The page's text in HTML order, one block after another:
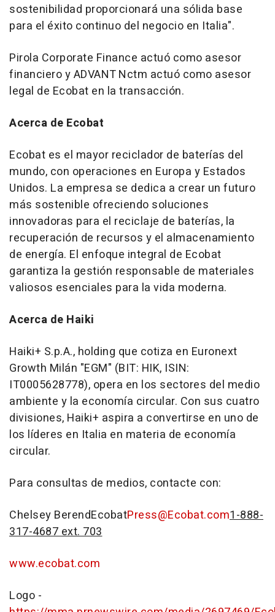
sostenibilidad proporcionará una sólida base
para el éxito continuo del negocio en Italia".
Pirola Corporate Finance actuó como asesor
financiero y ADVANT Nctm actuó como asesor
legal de Ecobat en la transacción.
Acerca de Ecobat
Ecobat es el mayor reciclador de baterías del
mundo, con operaciones en Europa y Estados
Unidos. La empresa se dedica a crear un futuro
más sostenible ofreciendo soluciones
innovadoras para el reciclaje de baterías, la
recuperación de recursos y el almacenamiento
de energía. El enfoque integral de Ecobat
garantiza la gestión responsable de materiales
valiosos esenciales para la vida moderna.
Acerca de Haiki
Haiki+ S.p.A., holding que cotiza en Euronext
Growth Milán "EGM" (BIT: HIK, ISIN:
IT0005628778), opera en los sectores del medio
ambiente y la economía circular. Con sus cuatro
divisiones, Haiki+ aspira a convertirse en uno de
los líderes en Italia en materia de economía
circular.
Para consultas de medios, contacte con:
Chelsey BerendEcobatPress@Ecobat.com1-888-
317-4687 ext. 703
www.ecobat.com
Logo -